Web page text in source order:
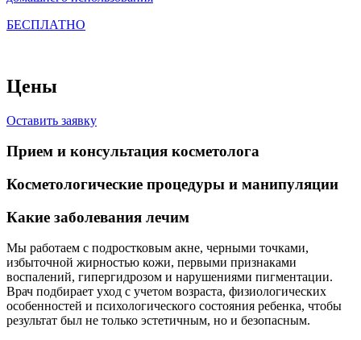
БЕСПЛАТНО
Цены
Оставить заявку
Прием и консультация косметолога
Косметологические процедуры и манипуляции
Какие заболевания лечим
Мы работаем с подростковым акне, черными точками,
избыточной жирностью кожи, первыми признаками
воспалений, гипергидрозом и нарушениями пигментации.
Врач подбирает уход с учетом возраста, физиологических
особенностей и психологического состояния ребенка, чтобы
результат был не только эстетичным, но и безопасным.